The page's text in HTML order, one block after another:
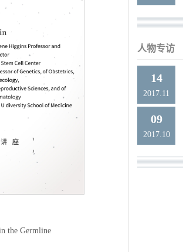
the Germline
人物专访
14
2017.11
09
2017.10